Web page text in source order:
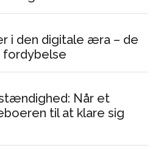
i den digitale æra – de
fordybelse
Når et
til at klare sig